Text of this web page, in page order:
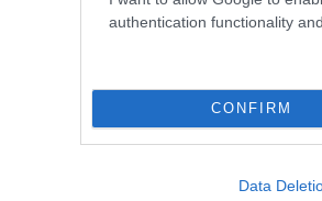
authentication functionality
CONFIRM
Data